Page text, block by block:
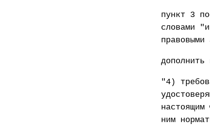
пункт 3
словами
"4)
ним